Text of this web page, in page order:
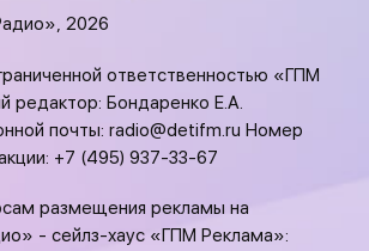
2026
ответственностью «ГПМ
редактор: Бондаренко Е.А.
почты: radio@detifm.ru Номер
+7 (495) 937-33-67
размещения рекламы на
- сейлз-хаус «ГПМ Реклама»: